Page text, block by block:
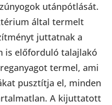
utánpótlását.
által termelt
juttatnak a
is előforduló talajlakó
termel, ami
pusztítja el, minden
A kijuttatott